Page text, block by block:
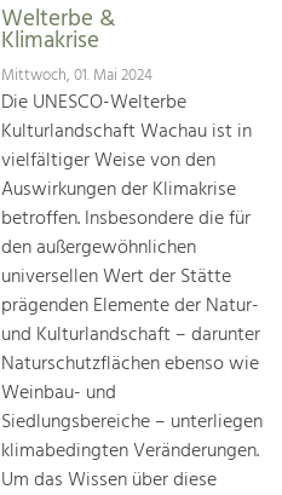
Welterbe &
Klimakrise
Mittwoch, 01. Mai 2024
Die UNESCO-Welterbe
Kulturlandschaft Wachau ist in
vielfältiger Weise von den
Auswirkungen der Klimakrise
betroffen. Insbesondere die für
den außergewöhnlichen
universellen Wert der Stätte
prägenden Elemente der Natur-
und Kulturlandschaft – darunter
Naturschutzflächen ebenso wie
Weinbau- und
Siedlungsbereiche – unterliegen
klimabedingten Veränderungen.
Um das Wissen über diese